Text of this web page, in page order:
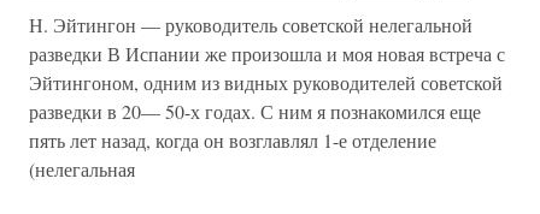
Н. Эйтингон — руководитель советской нелегальной
разведки В Испании же произошла и моя новая встреча с
Эйтингоном, одним из видных руководителей советской
разведки в 20— 50-х годах. С ним я познакомился еще
пять лет назад, когда он возглавлял 1-е отделение
(нелегальная